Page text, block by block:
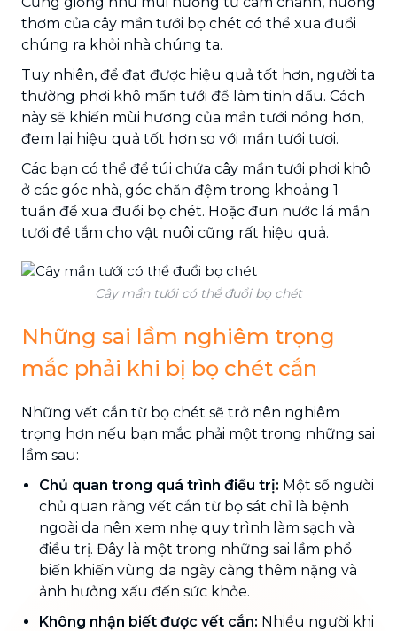
thơm của cây mần tưới bọ chét có thể xua đuổi
chúng ra khỏi nhà chúng ta.
Tuy nhiên, để đạt được hiệu quả tốt hơn, người ta
thường phơi khô mần tưới để làm tinh dầu. Cách
này sẽ khiến mùi hương của mần tưới nồng hơn,
đem lại hiệu quả tốt hơn so với mần tưới tươi.
Các bạn có thể để túi chứa cây mần tưới phơi khô
ở các góc nhà, góc chăn đệm trong khoảng 1
tuần để xua đuổi bọ chét. Hoặc đun nước lá mần
tưới để tắm cho vật nuôi cũng rất hiệu quả.
Cây mần tưới có thể đuổi bọ chét
Những sai lầm nghiêm trọng
mắc phải khi bị bọ chét cắn
Những vết cắn từ bọ chét sẽ trở nên nghiêm
trọng hơn nếu bạn mắc phải một trong những sai
lầm sau:
Chủ quan trong quá trình điều trị: Một số người
chủ quan rằng vết cắn từ bọ sát chỉ là bệnh
ngoài da nên xem nhẹ quy trình làm sạch và
điều trị. Đây là một trong những sai lầm phổ
biến khiến vùng da ngày càng thêm nặng và
ảnh hưởng xấu đến sức khỏe.
Không nhận biết được vết cắn: Nhiều người khi